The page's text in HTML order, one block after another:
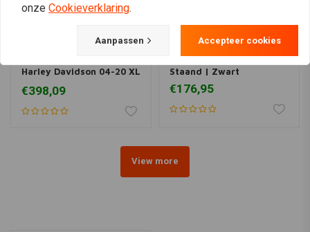
Harley Davidson 04-20 XL
€398,09
Staand | Zwart
€176,95
View more
onze Cookieverklaring.
Aanpassen Accepteer cookies